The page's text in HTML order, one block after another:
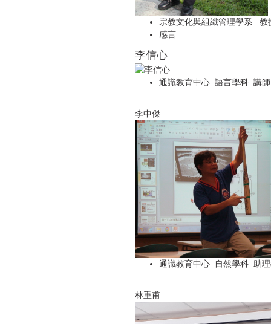
宗教文化與組織管理學系 教
感言
李信心
通識教育中心 語言學科 講師
李中傑
通識教育中心 自然學科 助
林重甫